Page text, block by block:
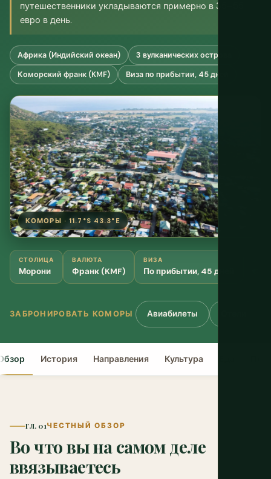
путешественники укладываются примерно в 35–55
евро в день.
Африка (Индийский океан)
3 вулканических острова
Коморский франк (KMF)
Виза по прибытии, 45 дней
КОМОРЫ · 11.7°S 43.3°E
СТОЛИЦА
Морони
ВАЛЮТА
Франк (KMF)
ВИЗА
По прибытии, 45 дней
ЗАБРОНИРОВАТЬ КОМОРЫ Авиабилеты
История Направления Культура
ГЛ. 01ЧЕСТНЫЙ ОБЗОР
Во что вы на самом деле
ввязываетесь